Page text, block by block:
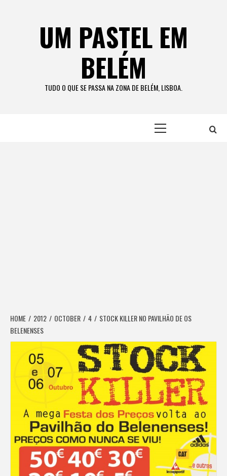
UM PASTEL EM
BELÉM
TUDO O QUE SE PASSA NA ZONA DE BELÉM, LISBOA.
HOME 2012 OCTOBER 4
STOCK KILLER NO PAVILHÃO DE OS
BELENENSES